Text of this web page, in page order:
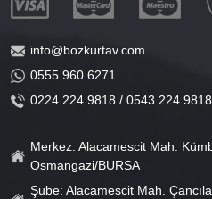
info@bozkurtav.com
0555 960 6271
0224 224 9818 / 0543 224
Merkez: Alacamescit Mah.
Osmangazi/BURSA
Şube: Alacamescit Mah.